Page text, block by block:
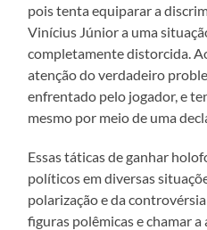
pois tenta equiparar a
Vinícius Júnior a uma
completamente distorcida.
atenção do verdadeiro
enfrentado pelo jogador, e
mesmo por meio de uma
Essas táticas de ganhar
políticos em diversas
polarização e da
figuras polêmicas e chamar